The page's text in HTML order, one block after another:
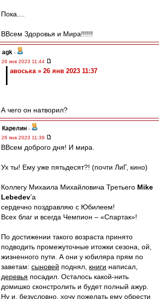
Пока....
ВВсем Здоровья и Мира!!!!!!
agk -
26 янв 2023 11:44
авоська » 26 янв 2023 11:37
А чего он натворил?
Карелин -
26 янв 2023 11:39
ВВсем доброго дня! И мира.
Ух ты! Ему уже пятьдесят?! (почти ЛиГ, кино)
Коллегу Михаила Михайловича Третьего Mike
Lebedev’a
сердечно поздравляю с Юбилеем!
Всех благ и всегда Чемпион – «Спартак»!
По достижении такого возраста принято
подводить промежуточные итожки сезона, ой,
жизненного пути. А они у юбиляра прям по
заветам: сыновей поднял, книги написал,
деревья посадил. Осталось какой-нить
домишко сконстролить и будет полный ажур.
Ну и, безусловно, хочу пожелать ему обрести